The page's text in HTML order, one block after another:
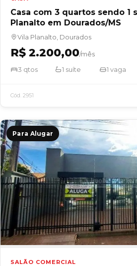
Casa com 3 quartos sendo 1
Planalto em Dourados/MS
Vila Planalto, Dourados
R$ 2.200,00/mês
3 qtos
1 suíte 1 vaga
Cód. 2951
Para Alugar
SALÃO COMERCIAL